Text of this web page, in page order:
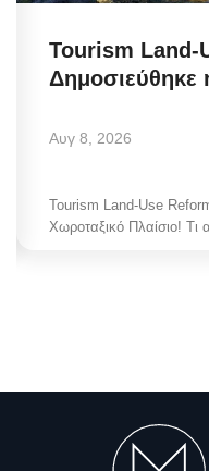
Tourism Land-
Δημοσιεύθηκε
Αυγ 8, 2026
Tourism Land-Use
Χωροταξικό Πλαίσιο! Τι